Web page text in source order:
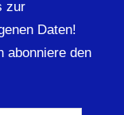
zur
Daten!
abonniere den